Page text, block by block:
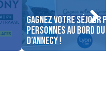
Gagnez votre séjour
personnes au bord du
d’Annecy !